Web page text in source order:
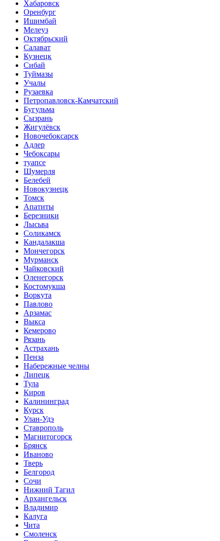
Хабаровск
Оренбург
Ишимбай
Мелеуз
Октябрьский
Салават
Кузнецк
Сибай
Туймазы
Учалы
Рузаевка
Петропавловск-Камчатский
Бугульма
Сызрань
Жигулёвск
Новочебоксарск
Адлер
Чебоксары
туапсе
Шумерля
Белебей
Новокузнецк
Томск
Апатиты
Березники
Лысьва
Соликамск
Кандалакша
Мончегорск
Мурманск
Чайковский
Оленегорск
Костомукша
Воркута
Павлово
Арзамас
Выкса
Кемерово
Рязань
Астрахань
Пенза
Набережные челны
Липецк
Тула
Киров
Калининград
Курск
Улан-Удэ
Ставрополь
Магнитогорск
Брянск
Иваново
Тверь
Белгород
Сочи
Нижний Тагил
Архангельск
Владимир
Калуга
Чита
Смоленск